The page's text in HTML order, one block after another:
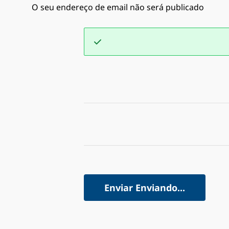
O seu endereço de email não será publicado
Enviar Enviando...